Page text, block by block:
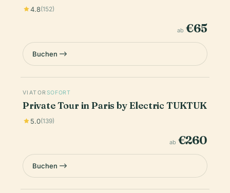
4.8(152)
ab €65
Buchen
VIATOR SOFORT
Private Tour in Paris by Electric TUKTUK
5.0(139)
ab €260
Buchen